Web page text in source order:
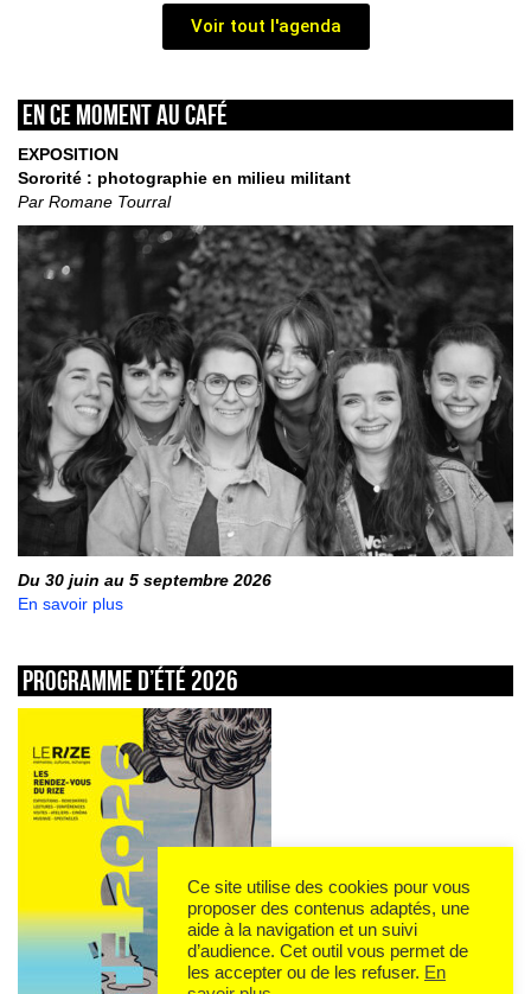
Voir tout l'agenda
En ce moment au café
EXPOSITION
Sororité : photographie en milieu militant
Par Romane Tourral
Du 30 juin au 5 septembre 2026
En savoir plus
Programme d’été 2026
Ce site utilise des cookies pour vous
proposer des contenus adaptés, une
aide à la navigation et un suivi
d’audience. Cet outil vous permet de
les accepter ou de les refuser. En